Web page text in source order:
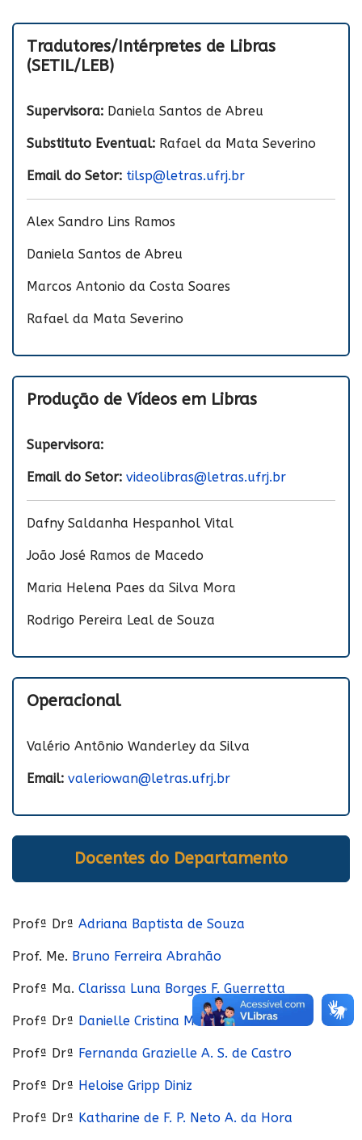
Tradutores/Intérpretes de Libras
(SETIL/LEB)
Supervisora: Daniela Santos de Abreu
Substituto Eventual: Rafael da Mata Severino
Email do Setor: tilsp@letras.ufrj.br
Alex Sandro Lins Ramos
Daniela Santos de Abreu
Marcos Antonio da Costa Soares
Rafael da Mata Severino
Produção de Vídeos em Libras
Supervisora:
Email do Setor: videolibras@letras.ufrj.br
Dafny Saldanha Hespanhol Vital
João José Ramos de Macedo
Maria Helena Paes da Silva Mora
Rodrigo Pereira Leal de Souza
Operacional
Valério Antônio Wanderley da Silva
Email: valeriowan@letras.ufrj.br
Docentes do Departamento
Profª Drª Adriana Baptista de Souza
Prof. Me. Bruno Ferreira Abrahão
Profª Ma. Clarissa Luna Borges F. Guerretta
Profª Drª Danielle Cristina M. Pereira Ramos
Profª Drª Fernanda Grazielle A. S. de Castro
Profª Drª Heloise Gripp Diniz
Profª Drª Katharine de F. P. Neto A. da Hora